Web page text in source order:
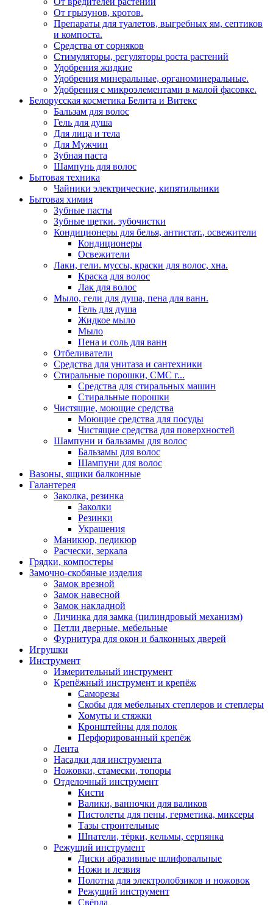
От грызунов, кротов.
Препараты для туалетов, выгребных ям, септиков
и компоста.
Средства от сорняков
Стимуляторы, регуляторы роста растений
Удобрения жидкие
Удобрения минеральные, органоминеральные.
Удобрения с микроэлементами в малой фасовке.
Белорусская косметика Белита и Витекс
Бальзам для волос
Гель для душа
Для лица и тела
Для Мужчин
Зубная паста
Шампунь для волос
Бытовая техника
Чайники электрические, кипятильники
Бытовая химия
Зубные пасты
Зубные щетки. зубочистки
Кондиционеры для белья, антистат., освежители
Кондиционеры
Освежители
Лаки, гели. муссы, краски для волос, хна.
Краска для волос
Лак для волос
Мыло, гели для душа, пена для ванн.
Гель для душа
Жидкое мыло
Мыло
Пена и соль для ванн
Отбеливатели
Средства для унитаза и сантехники
Стиральные порошки, СМС г...
Средства для стиральных машин
Стиральные порошки
Чистящие, моющие средства
Моющие средства для посуды
Чистящие средства для поверхностей
Шампуни и бальзамы для волос
Бальзамы для волос
Шампуни для волос
Вазоны, ящики балконные
Галантерея
Заколка, резинка
Заколки
Резинки
Украшения
Маникюр, педикюр
Расчески, зеркала
Грядки, компостеры
Замочно-скобяные изделия
Замок врезной
Замок навесной
Замок накладной
Личинка для замка (цилиндровый механизм)
Петли дверные, мебельные
Фурнитура для окон и балконных дверей
Игрушки
Инструмент
Измерительный инструмент
Крепёжный инструмент и крепёж
Саморезы
Скобы для мебельных степлеров и степлеры
Хомуты и стяжки
Кронштейны для полок
Перфорированный крепёж
Лента
Насадки для инструмента
Ножовки, стамески, топоры
Отделочный инструмент
Кисти
Валики, ванночки для валиков
Пистолеты для пены, герметика, миксеры
Тазы строительные
Шпатели, тёрки, кельмы, серпянка
Режущий инструмент
Диски абразивные шлифовальные
Ножи и лезвия
Полотна для электролобзиков и ножовок
Режущий инструмент
Свёрла